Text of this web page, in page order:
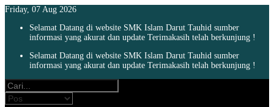
Friday, 07 Aug 2026
Selamat Datang di website SMK Islam Darut Tauhid sumber
informasi yang akurat dan update Terimakasih telah berkunjung !
Selamat Datang di website SMK Islam Darut Tauhid sumber
informasi yang akurat dan update Terimakasih telah berkunjung !